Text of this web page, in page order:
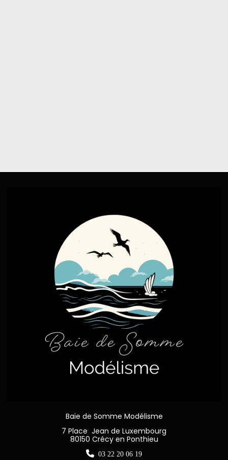
Baie de Somme Modélisme
7 Place Jean de Luxembourg
80150 Crécy en Ponthieu
 03 22 20 06 19